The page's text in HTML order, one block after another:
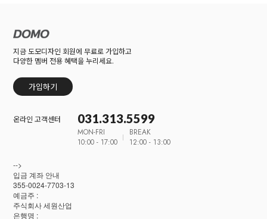
지금 도모디자인 회원에 무료로 가입하고
다양한 멤버 전용 혜택을 누리세요.
가입하기
온라인 고객센터 031.313.5599
MON-FRI
10:00 - 17:00
BREAK
12:00 - 13:00
-->
입금 계좌 안내
355-0024-7703-13
예금주 :
주식회사 세원산업
은행명 :